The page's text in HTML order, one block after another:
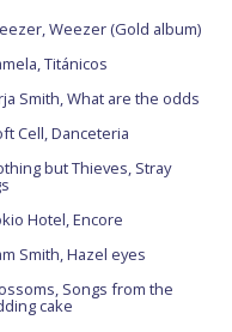
Weezer (Gold album)
Titánicos
Smith, What are the odds
Cell, Danceteria
but Thieves, Stray
Hotel, Encore
Smith, Hazel eyes
Songs from the
cake